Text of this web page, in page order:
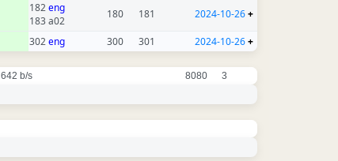
182eng
183 a02
180 181 2024-10-26+
302eng 300 301 2024-10-26+
642 b/s 8080 3